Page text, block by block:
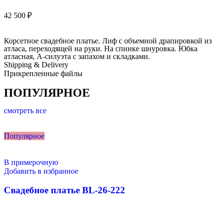
42 500 ₽
Корсетное свадебное платье. Лиф с объемной драпировкой из
атласа, переходящей на руки. На спинке шнуровка. Юбка
атласная, А-силуэта с запа́хом и складками.
Shipping & Delivery
Прикрепленные файлы
ПОПУЛЯРНОЕ
смотреть все
Популярное
В примерочную
Добавить в избранное
Свадебное платье BL-26-222